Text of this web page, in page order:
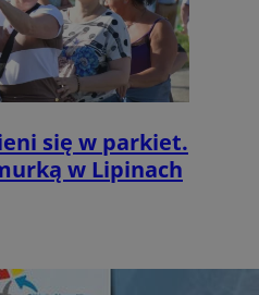
się w parkiet.
w Lipinach